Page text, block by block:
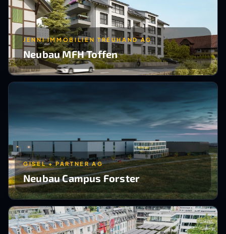
JENNI IMMOBILIEN TREUHAND AG
Neubau MFH Toffen
GISEL + PARTNER AG
Neubau Campus Forster